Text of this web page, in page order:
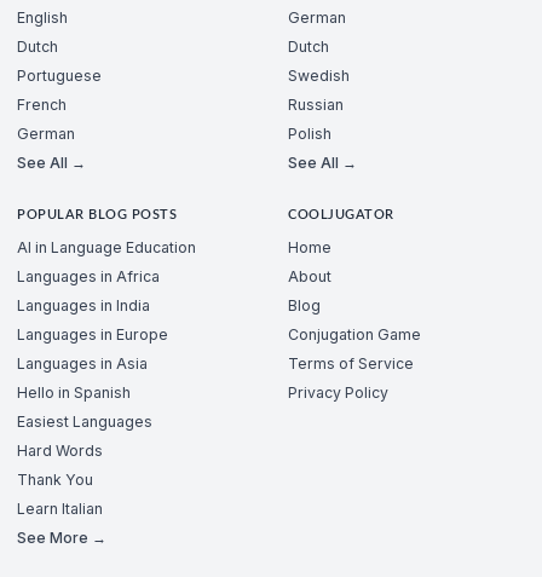
English
Dutch
Portuguese
French
German
See All →
German
Dutch
Swedish
Russian
Polish
See All →
POPULAR BLOG POSTS
AI in Language Education
Languages in Africa
Languages in India
Languages in Europe
Languages in Asia
Hello in Spanish
Easiest Languages
Hard Words
Thank You
Learn Italian
See More →
COOLJUGATOR
Home
About
Blog
Conjugation Game
Terms of Service
Privacy Policy